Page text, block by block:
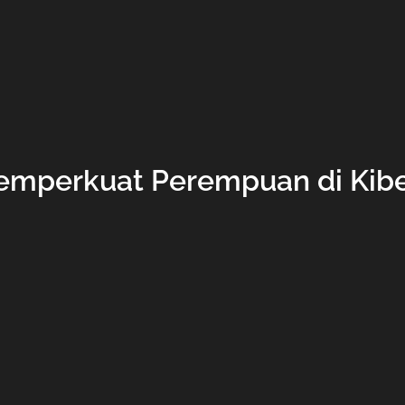
Perempuan di